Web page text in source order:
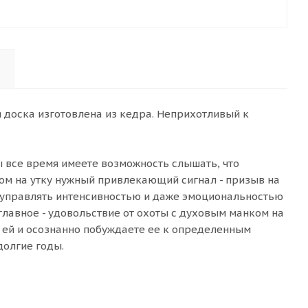
изготовлена из кедра. Неприхотливый к
время имеете возможность слышать, что
на утку нужный привлекающий сигнал - призыв на
интенсивностью и даже эмоциональностью
- удовольствие от охоты с духовым манком на
ей и осознанно побуждаете ее к определенным
годы.